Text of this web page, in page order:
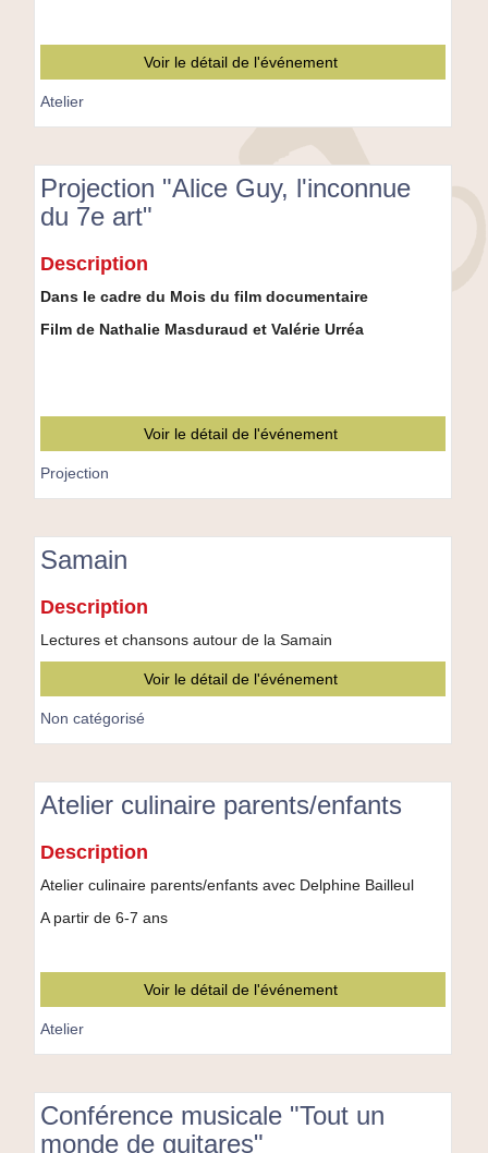
Voir le détail de l'événement
Atelier
Projection "Alice Guy, l'inconnue
du 7e art"
"Alice
Guy,
du
Description
Dans le cadre du Mois du film documentaire
Film de Nathalie Masduraud et Valérie Urréa
Voir le détail de l'événement
Projection
Samain
Description
Lectures et chansons autour de la Samain
Voir le détail de l'événement
Non catégorisé
Atelier culinaire parents/enfants
culinaire
parents/enfants
Description
Atelier culinaire parents/enfants avec Delphine Bailleul
A partir de 6-7 ans
Voir le détail de l'événement
Atelier
Conférence musicale "Tout un
monde de guitares"